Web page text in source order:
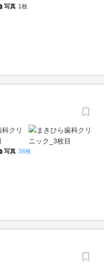
写真 1枚
写真 38枚